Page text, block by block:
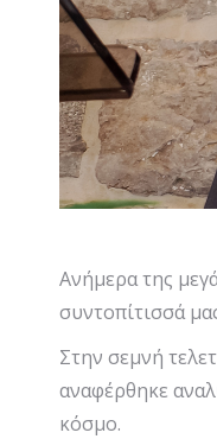
Ανήμερα της
συντοπίτισσά
Στην σεμνή
αναφέρθηκε
κόσμο.